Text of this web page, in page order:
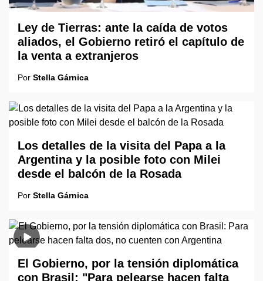
Ley de Tierras: ante la caída de votos
aliados, el Gobierno retiró el capítulo de
la venta a extranjeros
Por Stella Gárnica
Los detalles de la visita del Papa a la
Argentina y la posible foto con Milei
desde el balcón de la Rosada
Por Stella Gárnica
El Gobierno, por la tensión diplomática
con Brasil: "Para pelearse hacen falta